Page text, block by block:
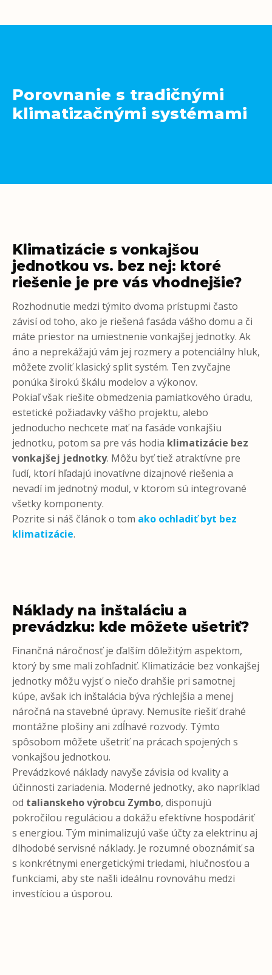
Porovnanie s tradičnými
klimatizačnými systémami
Klimatizácie s vonkajšou
jednotkou vs. bez nej: ktoré
riešenie je pre vás vhodnejšie?
Rozhodnutie medzi týmito dvoma prístupmi často
závisí od toho, ako je riešená fasáda vášho domu a či
máte priestor na umiestnenie vonkajšej jednotky. Ak
áno a neprekážajú vám jej rozmery a potenciálny hluk,
môžete zvoliť klasický split systém. Ten zvyčajne
ponúka širokú škálu modelov a výkonov.
Pokiaľ však riešite obmedzenia pamiatkového úradu,
estetické požiadavky vášho projektu, alebo
jednoducho nechcete mať na fasáde vonkajšiu
jednotku, potom sa pre vás hodia klimatizácie bez
vonkajšej jednotky. Môžu byť tiež atraktívne pre
ľudí, ktorí hľadajú inovatívne dizajnové riešenia a
nevadí im jednotný modul, v ktorom sú integrované
všetky komponenty.
Pozrite si náš článok o tom ako ochladiť byt bez
klimatizácie.
Náklady na inštaláciu a
prevádzku: kde môžete ušetriť?
Finančná náročnosť je ďalším dôležitým aspektom,
ktorý by sme mali zohľadniť. Klimatizácie bez vonkajšej
jednotky môžu vyjsť o niečo drahšie pri samotnej
kúpe, avšak ich inštalácia býva rýchlejšia a menej
náročná na stavebné úpravy. Nemusíte riešiť drahé
montážne plošiny ani zdĺhavé rozvody. Týmto
spôsobom môžete ušetriť na prácach spojených s
vonkajšou jednotkou.
Prevádzkové náklady navyše závisia od kvality a
účinnosti zariadenia. Moderné jednotky, ako napríklad
od talianskeho výrobcu Zymbo, disponujú
pokročilou reguláciou a dokážu efektívne hospodáriť
s energiou. Tým minimalizujú vaše účty za elektrinu aj
dlhodobé servisné náklady. Je rozumné oboznámiť sa
s konkrétnymi energetickými triedami, hlučnosťou a
funkciami, aby ste našli ideálnu rovnováhu medzi
investíciou a úsporou.